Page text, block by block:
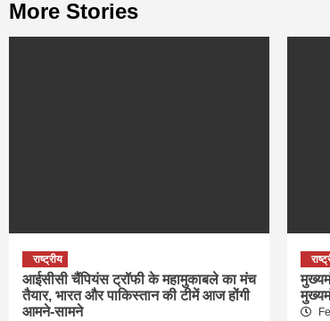
More Stories
राष्ट्रीय
आईसीसी चैंपियंस ट्रॉफी के महामुकाबले का मंच
तैयार, भारत और पाकिस्तान की टीमें आज होंगी
आमने-सामने